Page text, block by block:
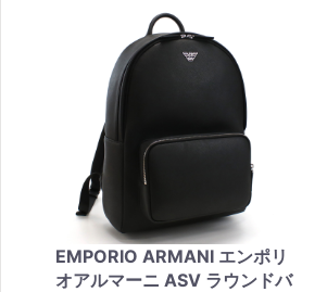
EMPORIO ARMANI エンポリ
オアルマーニ ASV ラウンドバ